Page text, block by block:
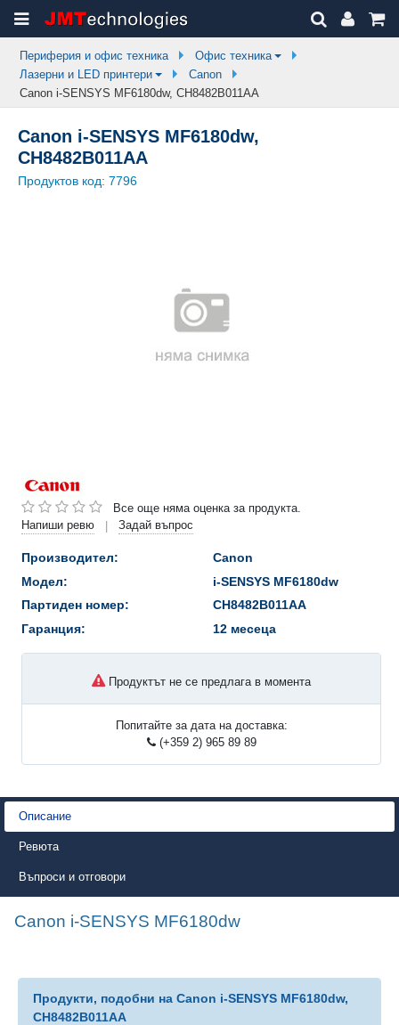
Периферия и офис техника
Офис техника
Лазерни и LED принтери
Canon
Canon i-SENSYS MF6180dw, CH8482B011AA
Canon i-SENSYS MF6180dw,
CH8482B011AA
Продуктов код: 7796
Все още няма оценка за продукта.
Напиши ревю
| Задай въпрос
Производител:
Canon
Модел:
i-SENSYS MF6180dw
Партиден номер:
CH8482B011AA
Гаранция:
12 месеца
Продуктът не се предлага в момента
Попитайте за дата на доставка:
(+359 2) 965 89 89
Описание
Ревюта
Въпроси и отговори
Canon i-SENSYS MF6180dw
Продукти, подобни на Canon i-SENSYS MF6180dw,
CH8482B011AA